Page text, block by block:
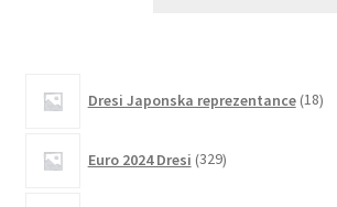
Dresi Japonska reprezentance 18
Euro 2024 Dresi 329izdelkov